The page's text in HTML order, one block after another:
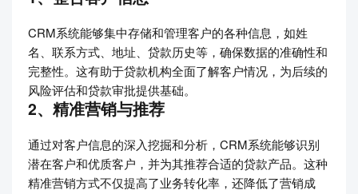
CRM系统能够集中存储和管理客户的各种信息，如姓
名、联系方式、地址、贷款历史等，确保数据的准确性和
完整性。这有助于贷款机构全面了解客户情况，为后续的
风险评估和贷款审批提供基础。
2、精准营销与推荐
通过对客户信息的深入挖掘和分析，CRM系统能够识别
潜在客户和优质客户，并为其推荐合适的贷款产品。这种
精准营销方式不仅提高了业务转化率，还降低了营销成